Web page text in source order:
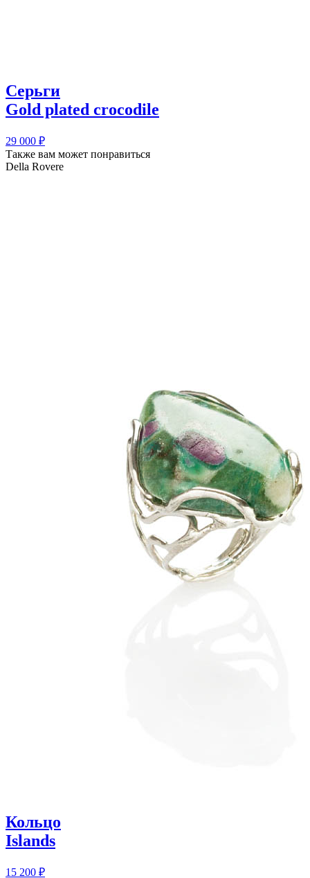
Серьги
Gold plated crocodile
29 000 ₽
Также вам может понравиться
Della Rovere
Кольцо
Islands
15 200 ₽